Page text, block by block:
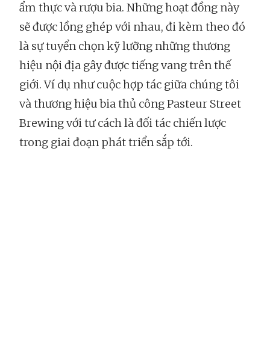
ẩm thực và rượu bia. Những hoạt đồng này
sẽ được lồng ghép với nhau, đi kèm theo đó
là sự tuyển chọn kỹ lưỡng những thương
hiệu nội địa gây được tiếng vang trên thế
giới. Ví dụ như cuộc hợp tác giữa chúng tôi
và thương hiệu bia thủ công Pasteur Street
Brewing với tư cách là đối tác chiến lược
trong giai đoạn phát triển sắp tới.